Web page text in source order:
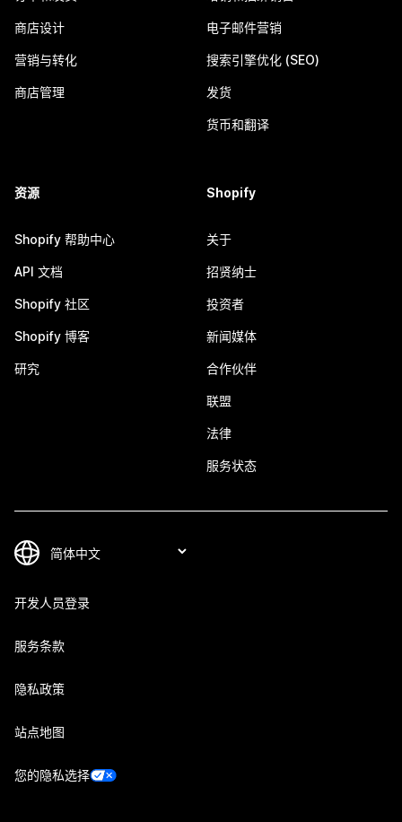
商店设计
营销与转化
商店管理
电子邮件营销
搜索引擎优化 (SEO)
发货
货币和翻译
资源
Shopify 帮助中心
API 文档
Shopify 社区
Shopify 博客
研究
Shopify
关于
招贤纳士
投资者
新闻媒体
合作伙伴
联盟
法律
服务状态
开发人员登录
服务条款
隐私政策
站点地图
您的隐私选择